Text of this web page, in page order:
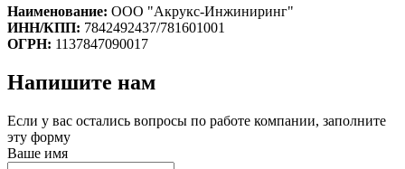
Наименование: ООО "Акрукс-Инжиниринг"
ИНН/КПП: 7842492437/781601001
ОГРН: 1137847090017
Напишите нам
Если у вас остались вопросы по работе компании, заполните
эту форму
Ваше имя